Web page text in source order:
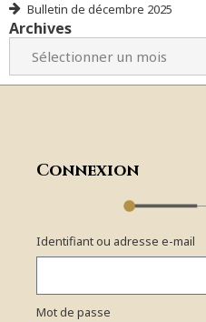
Bulletin de décembre 2025
Archives
Connexion
Identifiant ou adresse e-mail
Mot de passe